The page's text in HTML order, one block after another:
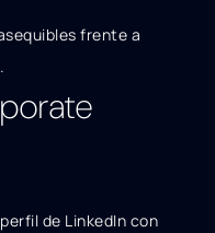
frente a
de LinkedIn con